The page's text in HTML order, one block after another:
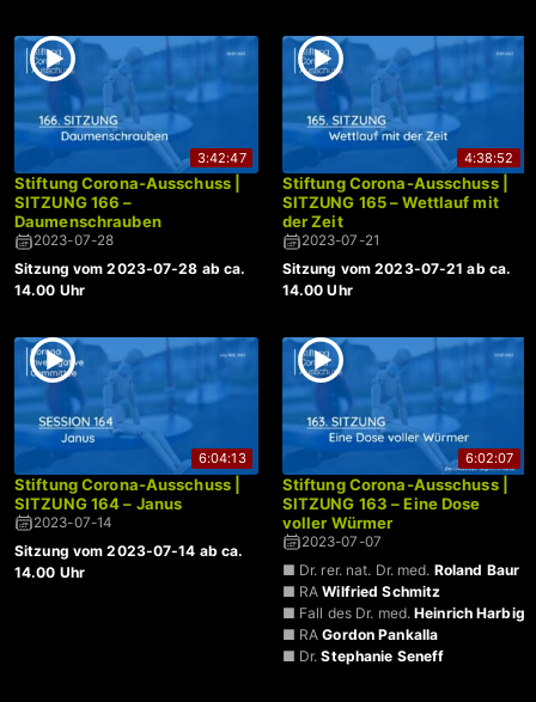
3:42:47
Stiftung Corona-Ausschuss |
SITZUNG 166 –
Daumenschrauben
2023-07-28
Sitzung vom 2023-07-28 ab ca.
14.00 Uhr
4:38:52
Stiftung Corona-Ausschuss |
SITZUNG 165 – Wettlauf mit
der Zeit
2023-07-21
Sitzung vom 2023-07-21 ab ca.
14.00 Uhr
6:04:13
Stiftung Corona-Ausschuss |
SITZUNG 164 – Janus
2023-07-14
Sitzung vom 2023-07-14 ab ca.
14.00 Uhr
6:02:07
Stiftung Corona-Ausschuss |
SITZUNG 163 – Eine Dose
voller Würmer
2023-07-07
■ Dr. rer. nat. Dr. med. Roland Baur
■ RAWilfried Schmitz
■ Fall des Dr. med.Heinrich Harbig
■ RAGordon Pankalla
■ Dr.Stephanie Seneff